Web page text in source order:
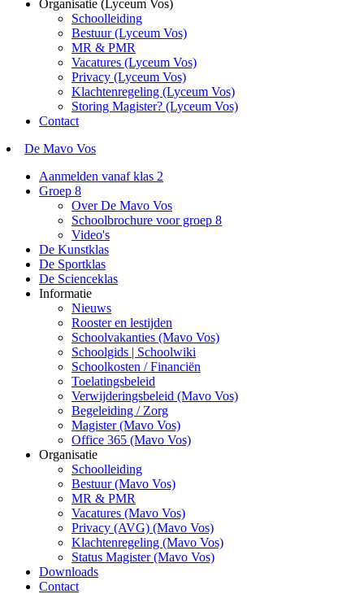
Organisatie (Lyceum Vos)
Schoolleiding
Bestuur (Lyceum Vos)
MR & PMR
Vacatures (Lyceum Vos)
Privacy (Lyceum Vos)
Klachtenregeling (Lyceum Vos)
Storing Magister? (Lyceum Vos)
Contact
De Mavo Vos
Aanmelden vanaf klas 2
Groep 8
Over De Mavo Vos
Schoolbrochure voor groep 8
Video's
De Kunstklas
De Sportklas
De Scienceklas
Informatie
Nieuws
Rooster en lestijden
Schoolvakanties (Mavo Vos)
Schoolgids | Schoolwiki
Schoolkosten / Financiën
Toelatingsbeleid
Verwijderingsbeleid (Mavo Vos)
Begeleiding / Zorg
Magister (Mavo Vos)
Office 365 (Mavo Vos)
Organisatie
Schoolleiding
Bestuur (Mavo Vos)
MR & PMR
Vacatures (Mavo Vos)
Privacy (AVG) (Mavo Vos)
Klachtenregeling (Mavo Vos)
Status Magister (Mavo Vos)
Downloads
Contact